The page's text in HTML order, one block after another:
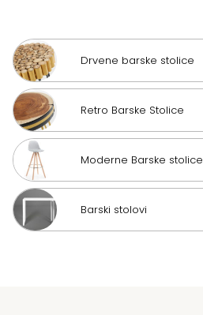
Drvene barske stolice
Retro Barske Stolice
Moderne Barske stolice
Barski stolovi